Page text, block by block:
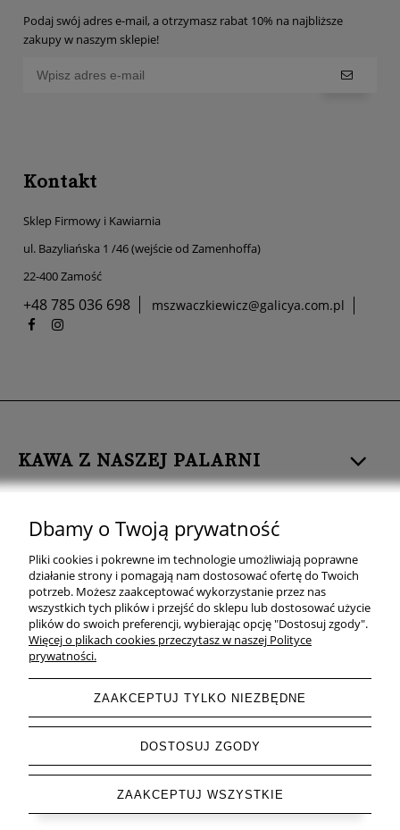
Podaj swój adres e-mail, a otrzymasz rabat 10% na najbliższe
zakupy w naszym sklepie!
Kontakt
Sklep Firmowy i Kawiarnia
ul. Bazyliańska 1 /46 (wejście od Zamenhoffa)
22-400 Zamość
+48 785 036 698 mszwaczkiewicz@galicya.com.pl
KAWA Z NASZEJ PALARNI
ZDROWA ŻYWNOŚĆ
ZOBACZ TEŻ
OBSERWUJ NAS
pokaż pełną wersję strony
Sklep internetowy Shoper.pl
Dbamy o Twoją prywatność
Pliki cookies i pokrewne im technologie umożliwiają poprawne
działanie strony i pomagają nam dostosować ofertę do Twoich
potrzeb. Możesz zaakceptować wykorzystanie przez nas
wszystkich tych plików i przejść do sklepu lub dostosować użycie
plików do swoich preferencji, wybierając opcję "Dostosuj zgody".
Więcej o plikach cookies przeczytasz w naszej Polityce
prywatności.
ZAAKCEPTUJ TYLKO NIEZBĘDNE
DOSTOSUJ ZGODY
ZAAKCEPTUJ WSZYSTKIE